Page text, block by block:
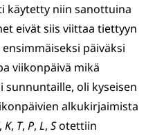
käytetty niin sanottuina
eivät siis viittaa tiettyyn
päiväksi
viikonpäivä mikä
sunnuntaille, oli kyseisen
alkukirjaimista
, K, T, P, L, Sotettiin